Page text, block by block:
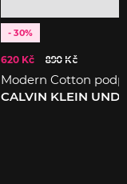
- 30%
620 Kč 890 Kč
Modern Cotton
CALVIN KLEIN